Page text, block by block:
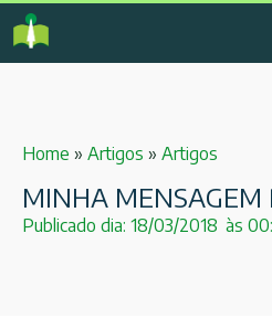
Home » Artigos » Artigos
MINHA MENSAGEM
Publicado dia: 18/03/2018 às